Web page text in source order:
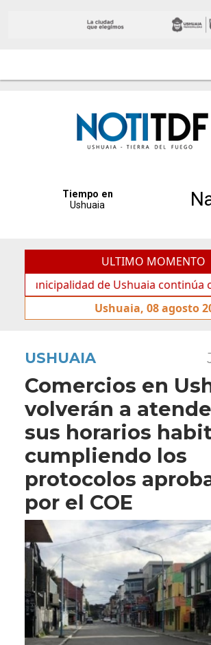
ULTIMO MOMENTO
de Ushuaia continúa con las
Ushuaia, 08 agosto
USHUAIA
Comercios en
volverán a
sus horarios
cumpliendo los
protocolos
por el COE